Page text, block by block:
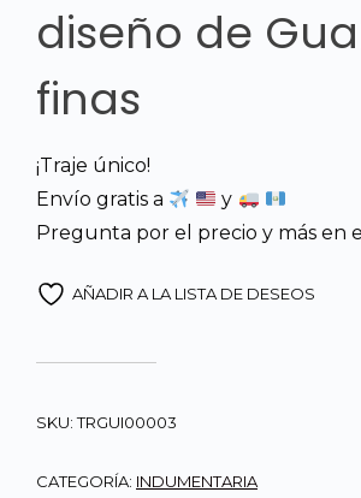
diseño de
finas
¡Traje único!
Envío gratis a
y
Pregunta por el precio y más en
AÑADIR A LA LISTA DE DESEOS
SKU:TRGUI00003
CATEGORÍA: INDUMENTARIA